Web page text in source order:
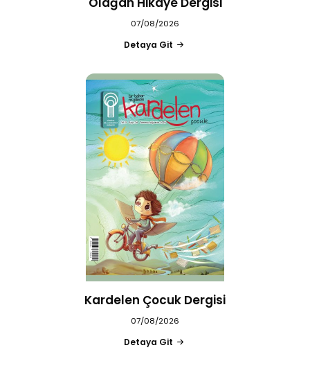
07/08/2026
Detaya Git
Kardelen Çocuk Dergisi
07/08/2026
Detaya Git